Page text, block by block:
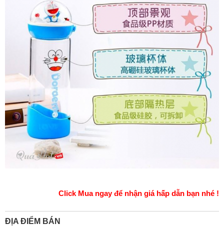
Click Mua ngay để nhận giá hấp dẫn bạn nhé !
ĐỊA ĐIỂM BÁN